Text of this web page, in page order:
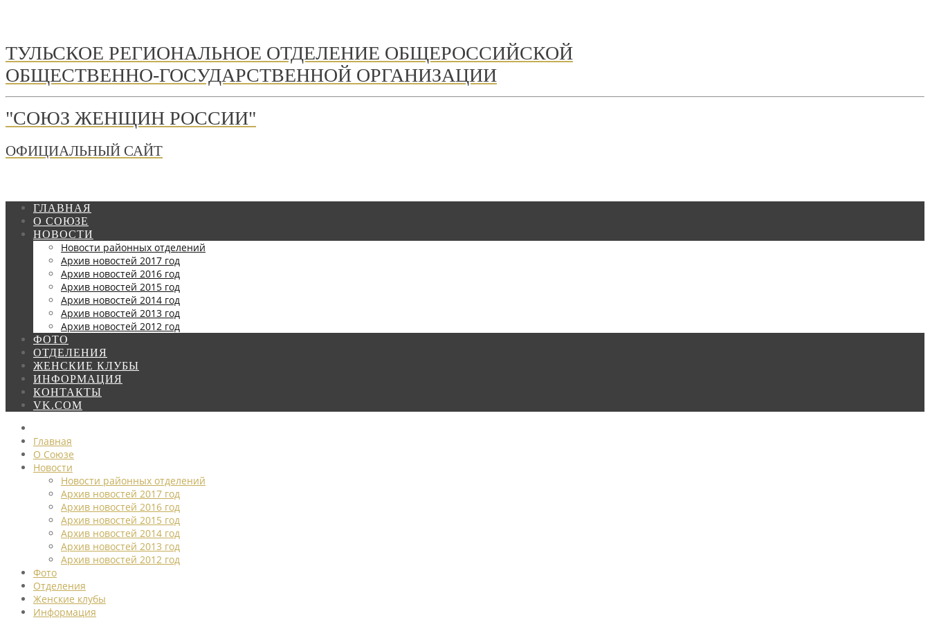
ТУЛЬСКОЕ РЕГИОНАЛЬНОЕ ОТДЕЛЕНИЕ ОБЩЕРОССИЙСКОЙ
ОБЩЕСТВЕННО-ГОСУДАРСТВЕННОЙ ОРГАНИЗАЦИИ
"СОЮЗ ЖЕНЩИН РОССИИ"
ОФИЦИАЛЬНЫЙ САЙТ
ГЛАВНАЯ
О СОЮЗЕ
НОВОСТИ
Новости районных отделений
Архив новостей 2017 год
Архив новостей 2016 год
Архив новостей 2015 год
Архив новостей 2014 год
Архив новостей 2013 год
Архив новостей 2012 год
ФОТО
ОТДЕЛЕНИЯ
ЖЕНСКИЕ КЛУБЫ
ИНФОРМАЦИЯ
КОНТАКТЫ
VK.COM
Главная
О Союзе
Новости
Новости районных отделений
Архив новостей 2017 год
Архив новостей 2016 год
Архив новостей 2015 год
Архив новостей 2014 год
Архив новостей 2013 год
Архив новостей 2012 год
Фото
Отделения
Женские клубы
Информация